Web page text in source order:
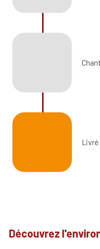
Livré
Découvrez